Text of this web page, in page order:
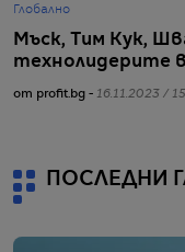
Глобално
Мъск, Тим Кук,
технолидерите
от profit.bg - 16.11.2023 /
ПОСЛЕДНИ